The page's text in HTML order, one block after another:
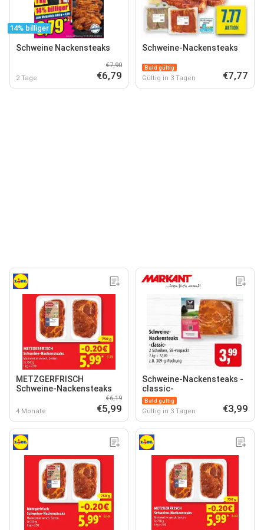
14% billiger
Schweine Nackensteaks
2 Tage
€7,90
€6,79
Schweine-Nackensteaks
Bald gültig
Gültig in 3 Tagen €7,77
METZGERFRISCH
Schweine-Nackensteaks
4 Monate
€6,19
€5,99
Schweine-Nackensteaks -
classic-
Bald gültig
Gültig in 3 Tagen €3,99